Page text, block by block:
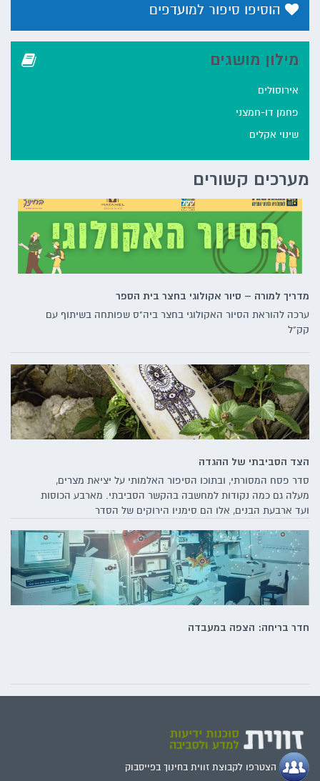
הוסיפו סיפור למועדפים
מילון מושגים
אירוסולים
פחמן דו-חמצני
שינוי אקלים
מערכים קשורים
מדריך למורה – סיור אקולוגי בחצר בית הספר
ערכה להוראת הסיור האקולוגי בחצר ביה"ס שפותחה בשיתוף עם
קק"ל
הצד הסביבתי של ההגדה
סדר פסח המסורתי, ובתוכו הסיפור האלמותי על יציאת מצרים,
מעלה גם כמה נקודות למחשבה בהקשר הסביבתי. מארבע הכוסות
ועד ארבעת הבנים, אלו הם סימניו הירוקים של הסדר
חדר בריחה: הצפה במעבדה
הצטרפו לקבוצת זווית בחינוך בפייסבוק